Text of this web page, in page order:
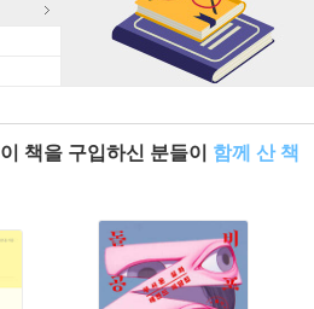
이 책을 구입하신 분들이 함께 산 책